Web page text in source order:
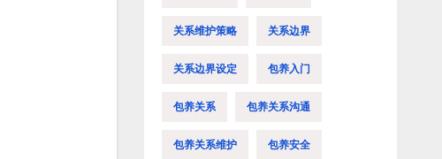
关系维护策略 关系边界
关系边界设定 包养入门
包养关系 包养关系沟通
包养关系维护 包养安全